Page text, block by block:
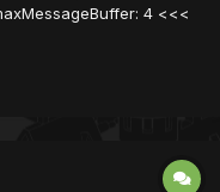
4 <<<